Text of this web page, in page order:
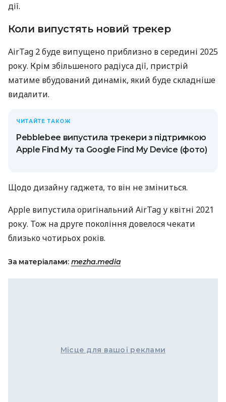
дії.
Коли випустять новий трекер
AirTag 2 буде випущено приблизно в середині 2025
року. Крім збільшеного радіуса дії, пристрій
матиме вбудований динамік, який буде складніше
видалити.
ЧИТАЙТЕ ТАКОЖ
Pebblebee випустила трекери з підтримкою
Apple Find My та Google Find My Device (фото)
Щодо дизайну гаджета, то він не зміниться.
Apple випустила оригінальний AirTag у квітні 2021
року. Тож на друге покоління довелося чекати
близько чотирьох років.
За матеріалами: mezha.media
Місце для вашої реклами